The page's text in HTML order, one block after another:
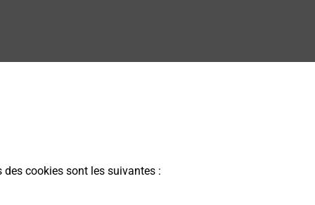
cookies sont les suivantes :